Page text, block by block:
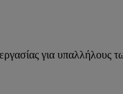
για υπαλλήλους